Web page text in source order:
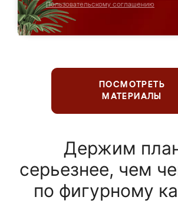
Пользовательскому соглашению
ПОСМОТРЕТЬ
МАТЕРИАЛЫ
Держим
серьезнее, чем
по фигурному